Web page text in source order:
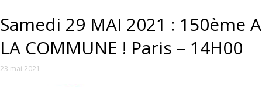
Samedi 29 MAI 2021 : 150ème
LA COMMUNE ! Paris – 14H00
23 mai 2021